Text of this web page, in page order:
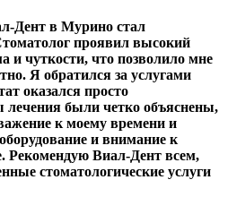
Дент в Мурино стал
проявил высокий
и чуткости, что позволило мне
Я обратился за услугами
оказался просто
были четко объяснены,
к моему времени и
и внимание к
Рекомендую Виал-Дент всем,
стоматологические услуги